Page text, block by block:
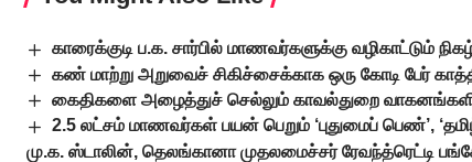
காரைக்குடி ப.க. சார்பில் மாணவர்களுக்கு வழிகாட்டும்
கண் மாற்று அறுவைச் சிகிச்சைக்காக ஒரு கோடி பேர்
கைதிகளை அழைத்துச் செல்லும் காவல்துறை
2.5 லட்சம் மாணவர்கள் பயன் பெறும் ‘புதுமைப் பெண்’,
மு.க. ஸ்டாலின், தெலங்கானா முதலமைச்சர் ரேவந்த்ரெட்டி